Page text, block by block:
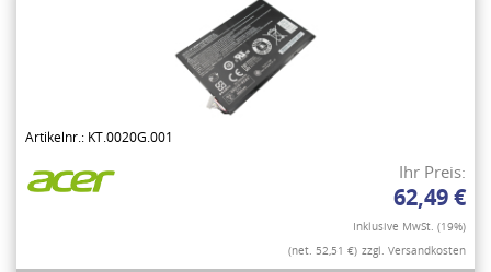
Artikelnr.: KT.0020G.001
Ihr Preis:
62,49 €
Inklusive MwSt. (19%)
(net. 52,51 €) zzgl. Versandkosten